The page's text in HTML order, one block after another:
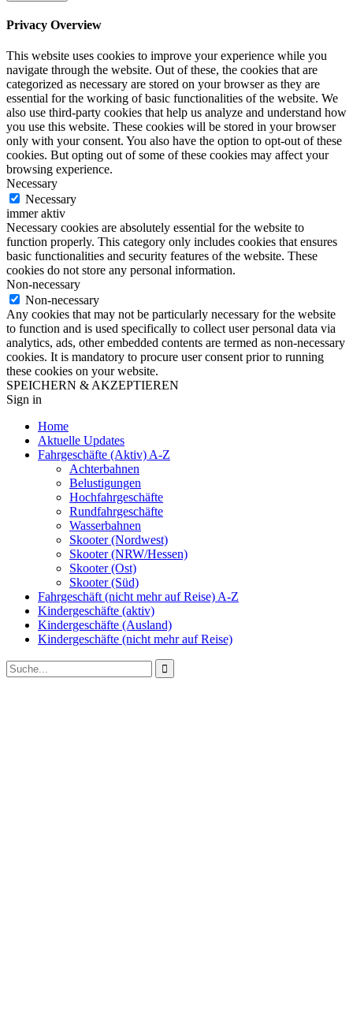
Privacy Overview
This website uses cookies to improve your experience while you
navigate through the website. Out of these, the cookies that are
categorized as necessary are stored on your browser as they are
essential for the working of basic functionalities of the website. We
also use third-party cookies that help us analyze and understand how
you use this website. These cookies will be stored in your browser
only with your consent. You also have the option to opt-out of these
cookies. But opting out of some of these cookies may affect your
browsing experience.
Necessary
Necessary
immer aktiv
Necessary cookies are absolutely essential for the website to
function properly. This category only includes cookies that ensures
basic functionalities and security features of the website. These
cookies do not store any personal information.
Non-necessary
Non-necessary
Any cookies that may not be particularly necessary for the website
to function and is used specifically to collect user personal data via
analytics, ads, other embedded contents are termed as non-necessary
cookies. It is mandatory to procure user consent prior to running
these cookies on your website.
SPEICHERN & AKZEPTIEREN
Sign in
Home
Aktuelle Updates
Fahrgeschäfte (Aktiv) A-Z
Achterbahnen
Belustigungen
Hochfahrgeschäfte
Rundfahrgeschäfte
Wasserbahnen
Skooter (Nordwest)
Skooter (NRW/Hessen)
Skooter (Ost)
Skooter (Süd)
Fahrgeschäft (nicht mehr auf Reise) A-Z
Kindergeschäfte (aktiv)
Kindergeschäfte (Ausland)
Kindergeschäfte (nicht mehr auf Reise)